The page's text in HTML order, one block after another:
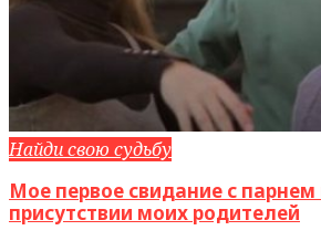
Найди свою судьбу
Мое первое свидание с
присутствии моих родителей